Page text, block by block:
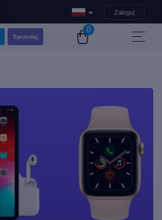
Zaloguj
Sprzedaj
0